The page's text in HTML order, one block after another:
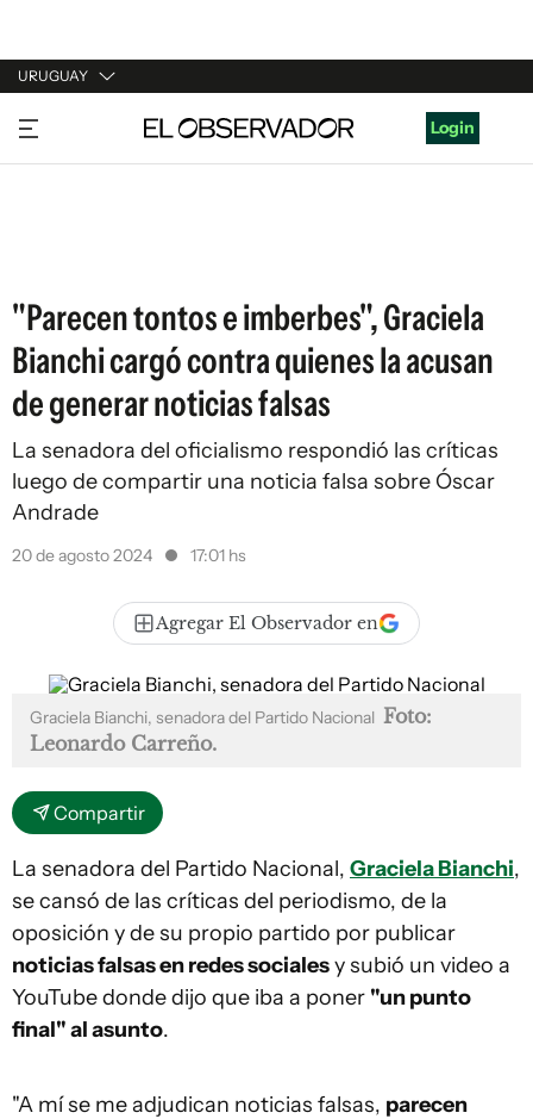
URUGUAY
URUGUAY
ARGENTINA
Login
"Parecen tontos e imberbes", Graciela
Bianchi cargó contra quienes la acusan
de generar noticias falsas
La senadora del oficialismo respondió las críticas
luego de compartir una noticia falsa sobre Óscar
Andrade
20 de agosto 2024 17:01 hs
Agregar El Observador en
Graciela Bianchi, senadora del Partido Nacional Foto:
Leonardo Carreño.
Compartir
La senadora del Partido Nacional, Graciela Bianchi,
se cansó de las críticas del periodismo, de la
oposición y de su propio partido por publicar
noticias falsas en redes socialesy subió un video a
YouTube donde dijo que iba a poner "un punto
final" al asunto.
"A mí se me adjudican noticias falsas, parecen